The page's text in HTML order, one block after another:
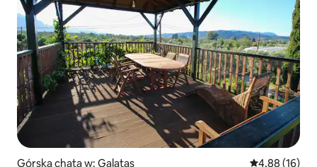
Górska chata w: Galatas Średnia
4,88 (16)